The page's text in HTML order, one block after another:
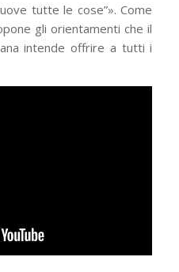
tutte le cose”». Come
gli orientamenti che il
intende offrire a tutti i